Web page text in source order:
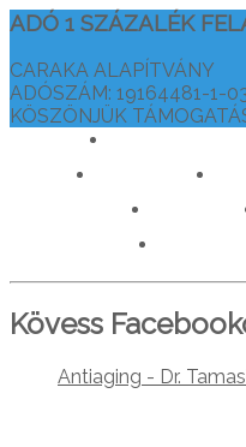
ADÓ 1 SZÁZALÉK
CARAKA ALAPÍTVÁNY
ADÓSZÁM: 19164481-1-
KÖSZÖNJÜK
caraka.hu
c911.info
Kövess
Antiaging - Dr.